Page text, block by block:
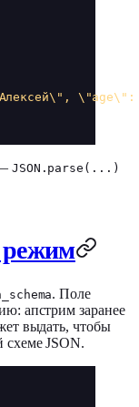
\"age\":
JSON.parse(...)
режим
. Поле
апстрим заранее
выдать, чтобы
JSON.